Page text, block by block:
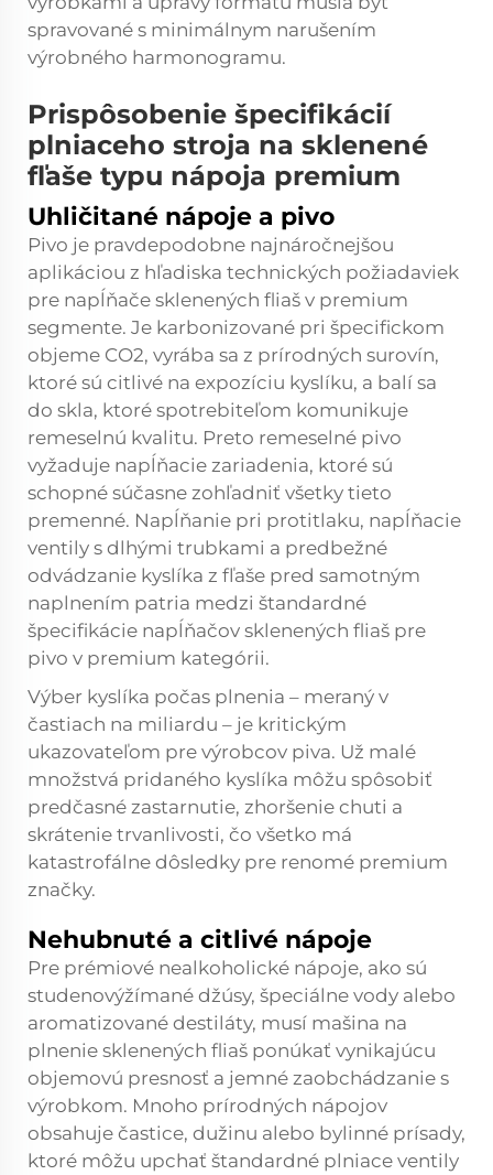
spravované s minimálnym narušením
výrobného harmonogramu.
Prispôsobenie špecifikácií
plniaceho stroja na sklenené
fľaše typu nápoja premium
Uhličitané nápoje a pivo
Pivo je pravdepodobne najnáročnejšou
aplikáciou z hľadiska technických požiadaviek
pre napĺňače sklenených fliaš v premium
segmente. Je karbonizované pri špecifickom
objeme CO2, vyrába sa z prírodných surovín,
ktoré sú citlivé na expozíciu kyslíku, a balí sa
do skla, ktoré spotrebiteľom komunikuje
remeselnú kvalitu. Preto remeselné pivo
vyžaduje napĺňacie zariadenia, ktoré sú
schopné súčasne zohľadniť všetky tieto
premenné. Napĺňanie pri protitlaku, napĺňacie
ventily s dlhými trubkami a predbežné
odvádzanie kyslíka z fľaše pred samotným
naplnením patria medzi štandardné
špecifikácie napĺňačov sklenených fliaš pre
pivo v premium kategórii.
Výber kyslíka počas plnenia – meraný v
častiach na miliardu – je kritickým
ukazovateľom pre výrobcov piva. Už malé
množstvá pridaného kyslíka môžu spôsobiť
predčasné zastarnutie, zhoršenie chuti a
skrátenie trvanlivosti, čo všetko má
katastrofálne dôsledky pre renomé premium
značky.
Nehubnuté a citlivé nápoje
Pre prémiové nealkoholické nápoje, ako sú
studenovýžímané džúsy, špeciálne vody alebo
aromatizované destiláty, musí mašina na
plnenie sklenených fliaš ponúkať vynikajúcu
objemovú presnosť a jemné zaobchádzanie s
výrobkom. Mnoho prírodných nápojov
obsahuje častice, dužinu alebo bylinné prísady,
ktoré môžu upchať štandardné plniace ventily